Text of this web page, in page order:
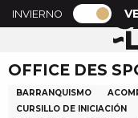
A
l
e
r
a
PAGE
INVIERNO
Accueil verano
OFFICE DES
BARRANQUISMO
CURSILLO DE INICIACIÓN